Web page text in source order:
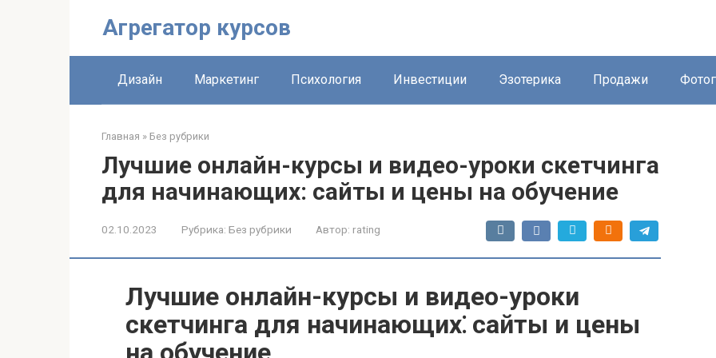
Агрегатор курсов
Дизайн Маркетинг Психология Инвестиции Эзотерика Продажи
Главная » Без рубрики
Лучшие онлайн-курсы и видео-уроки скетчинга
для начинающих: сайты и цены на обучение
02.10.2023 Рубрика: Без рубрики Автор: rating
Лучшие онлайн-курсы и видео-уроки
скетчинга для начинающих⁚ сайты и цены